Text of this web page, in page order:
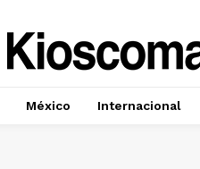
México Internacional